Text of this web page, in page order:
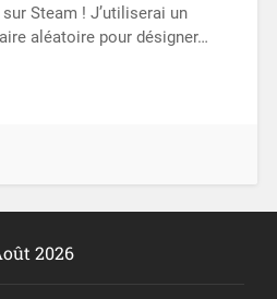
Steam ! J’utiliserai un
aléatoire pour désigner…
2026